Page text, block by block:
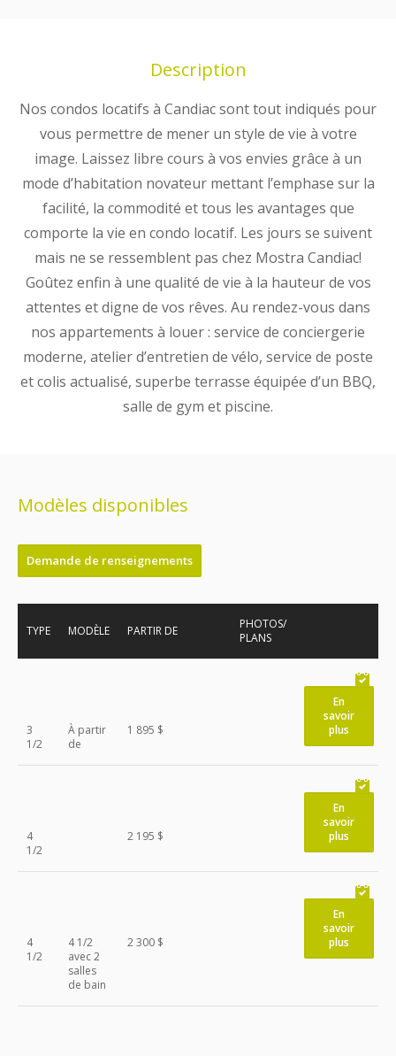
Description
Nos condos locatifs à Candiac sont tout indiqués pour
vous permettre de mener un style de vie à votre
image. Laissez libre cours à vos envies grâce à un
mode d’habitation novateur mettant l’emphase sur la
facilité, la commodité et tous les avantages que
comporte la vie en condo locatif. Les jours se suivent
mais ne se ressemblent pas chez Mostra Candiac!
Goûtez enfin à une qualité de vie à la hauteur de vos
attentes et digne de vos rêves. Au rendez-vous dans
nos appartements à louer : service de conciergerie
moderne, atelier d’entretien de vélo, service de poste
et colis actualisé, superbe terrasse équipée d’un BBQ,
salle de gym et piscine.
Modèles disponibles
Demande de renseignements
TYPE MODÈLE PARTIR DE
PHOTOS/
PLANS
3
1/2
À partir
de
1 895 $
En
savoir
plus
4
1/2
2 195 $
En
savoir
plus
4
1/2
4 1/2
avec 2
salles
de bain
2 300 $
En
savoir
plus